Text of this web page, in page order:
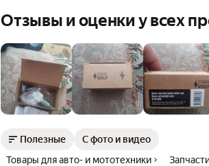
Отзывы и оценки у всех
Полезные
С фото и видео
Товары для авто- и мототехники